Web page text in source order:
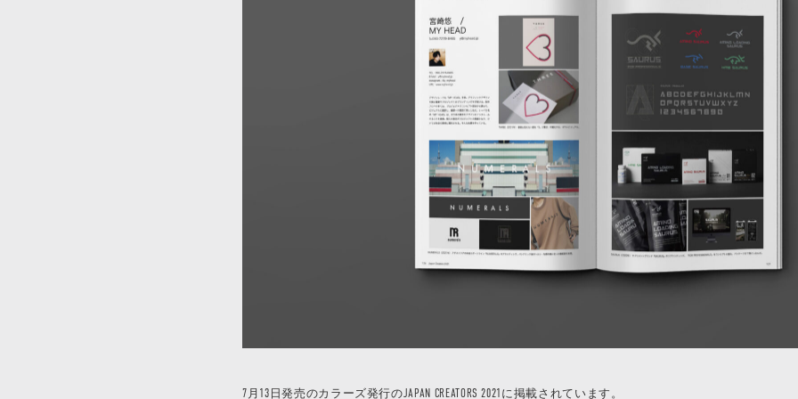
7月13日発売のカラーズ発行のJAPAN CREATORS 2021に掲載されています。